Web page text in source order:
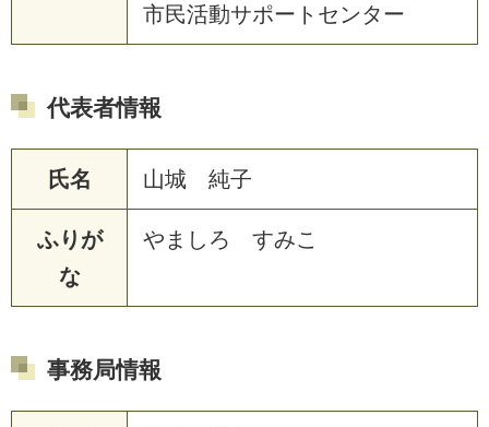
市民活動サポートセンター
代表者情報
氏名 山城 純子
ふりが
な
やましろ すみこ
事務局情報